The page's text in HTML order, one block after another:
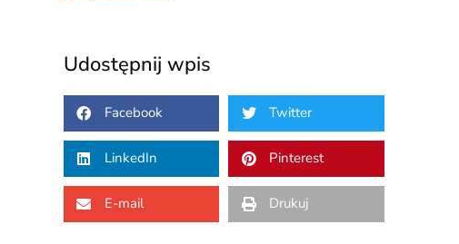
Udostępnij wpis
Facebook Twitter
LinkedIn Pinterest
E-mail Drukuj